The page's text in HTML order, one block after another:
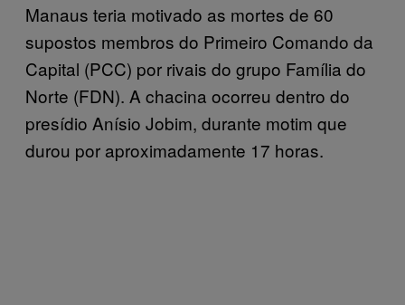
Manaus teria motivado as mortes de 60
supostos membros do Primeiro Comando da
Capital (PCC) por rivais do grupo Família do
Norte (FDN). A chacina ocorreu dentro do
presídio Anísio Jobim, durante motim que
durou por aproximadamente 17 horas.